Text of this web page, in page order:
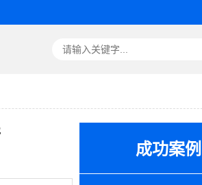
成功案例